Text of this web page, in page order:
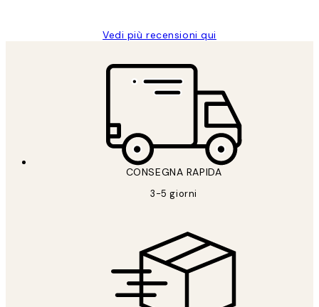
Vedi più recensioni qui
CONSEGNA RAPIDA
3-5 giorni